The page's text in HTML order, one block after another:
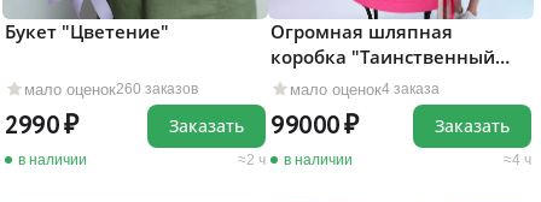
мало оценок260 заказов
Букет "Цветение"
2990
в наличии 2 ч
Заказать
мало оценок4 заказа
Огромная шляпная
коробка "Таинственный
сад"
99000
в наличии 4 ч
Заказать